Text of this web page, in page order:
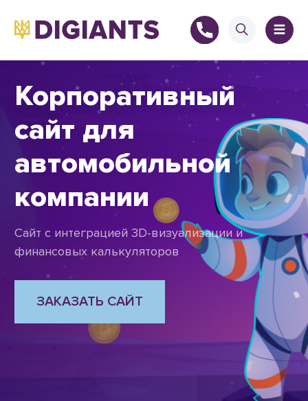
Корпоративный
сайт для
автомобильной
компании
Сайт с интеграцией 3D-визуализации и
финансовых калькуляторов
ЗАКАЗАТЬ САЙТ
+
+